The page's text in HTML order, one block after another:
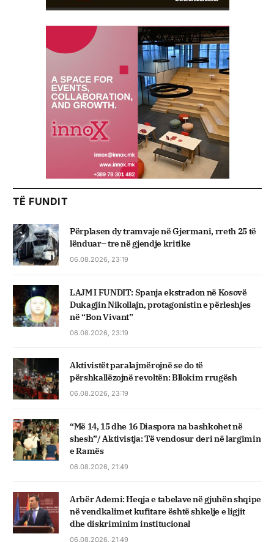
TË FUNDIT
Përplasen dy tramvaje në Gjermani, rreth 25 të
lënduar– tre në gjendje kritike
06.08.2026, 23:19
LAJM I FUNDIT: Spanja ekstradon në Kosovë
Dukagjin Nikollajn, protagonistin e përleshjes
në “Bon Vivant”
06.08.2026, 23:19
Aktivistët paralajmërojnë se do të
përshkallëzojnë revoltën: Bllokim rrugësh
06.08.2026, 23:19
“Më 14, 15 dhe 16 Diaspora na bashkohet në
shesh”/ Aktivistja: Të vendosur deri në largimin
e Ramës
06.08.2026, 21:49
Arbër Ademi: Heqja e tabelave në gjuhën shqipe
në vendkalimet kufitare është shkelje e ligjit
dhe diskriminim institucional
06.08.2026, 21:49